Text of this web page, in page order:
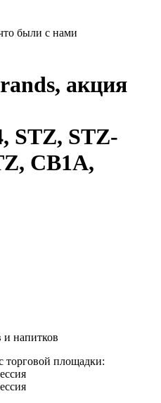
были с нами
акция
STZ, STZ-
CB1A,
и напитков
торговой площадки: